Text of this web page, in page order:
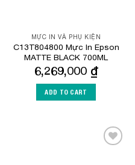
MỰC IN VÀ PHỤ KIỆN
C13T804800 Mực In Epson
MATTE BLACK 700ML
6,269,000 ₫
ADD TO CART